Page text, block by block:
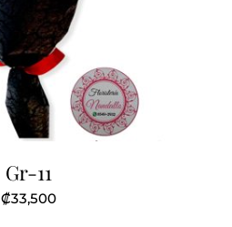
Gr-11
₡33,500